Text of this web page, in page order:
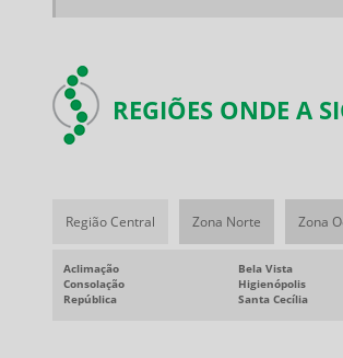
REGIÕES ONDE A
Região Central Zona Norte Zona
Aclimação
Bela Vista
Consolação
Higienópolis
República
Santa Cecília